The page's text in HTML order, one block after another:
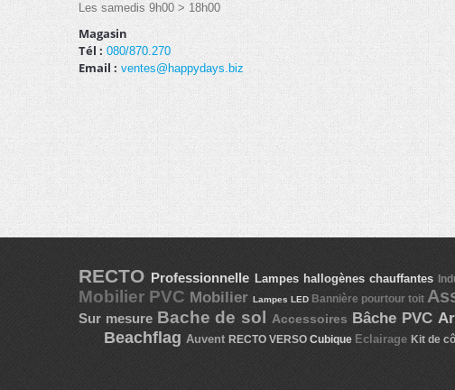
Les samedis 9h00 > 18h00
Magasin
Tél : 080/870.270
Email : ventes@happydays.biz
RECTO Professionnelle Lampes hallogènes chauffantes
Mobilier PVC MobilierLampes LED Bannière pourtour toit
Sur mesure Bache de sol Accessoires Bâche PVC
Beachflag Auvent RECTO VERSO Cubique Eclairage Kit de